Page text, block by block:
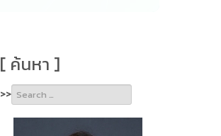
[ ค้นหา ]
>>
more
characters